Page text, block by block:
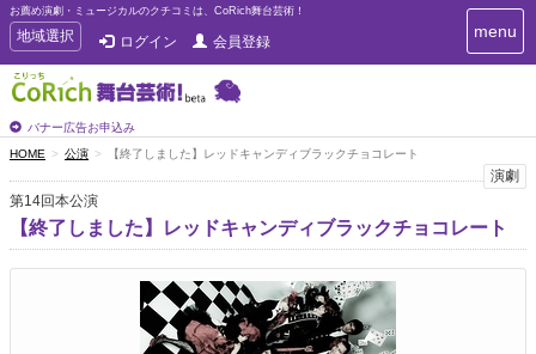
お薦め演劇・ミュージカルのクチコミは、CoRich舞台芸術！
T
o
g
g
e
n
a
v
g
地域選択 ログイン 会員登録
バナー広告お申込み
T
o
v
i
g
menu
HOME 公演 【終了しました】レッドキャンディブラックチョコレート
演劇
第14回本公演
【終了しました】レッドキャンディブラックチョコレート